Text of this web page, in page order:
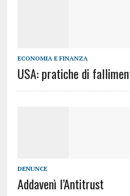
ECONOMIA E FINANZA
USA: pratiche di
DENUNCE
Addavenì l’Antitrust